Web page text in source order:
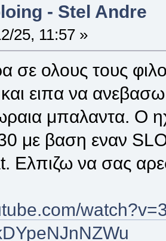
- Stel Andre
25, 11:57 »
σε ολους τους
ειπα να
μπαλαντα. Ο
με βαση εναν
Ελπιζω να σας